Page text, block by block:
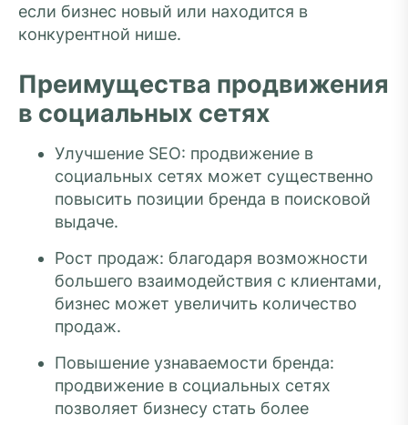
если бизнес новый или находится в
конкурентной нише.
Преимущества продвижения
в социальных сетях
Улучшение SEO: продвижение в
социальных сетях может существенно
повысить позиции бренда в поисковой
выдаче.
Рост продаж: благодаря возможности
большего взаимодействия с клиентами,
бизнес может увеличить количество
продаж.
Повышение узнаваемости бренда:
продвижение в социальных сетях
позволяет бизнесу стать более